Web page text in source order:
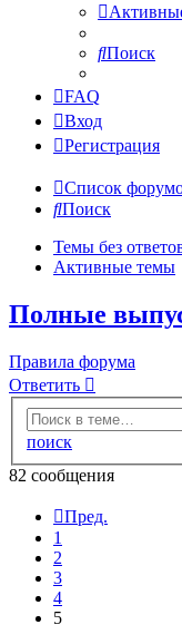
Поиск
FAQ
Вход
Регистрация
Список
Поиск
Темы без
Активные темы
Полные
Правила форума
Ответить
поиск
82 сообщения
Пред.
1
2
3
4
5